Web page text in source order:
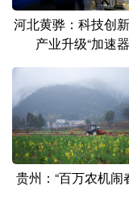
河北黄骅：科技创
产业升级“加速
贵州：“百万农机闹